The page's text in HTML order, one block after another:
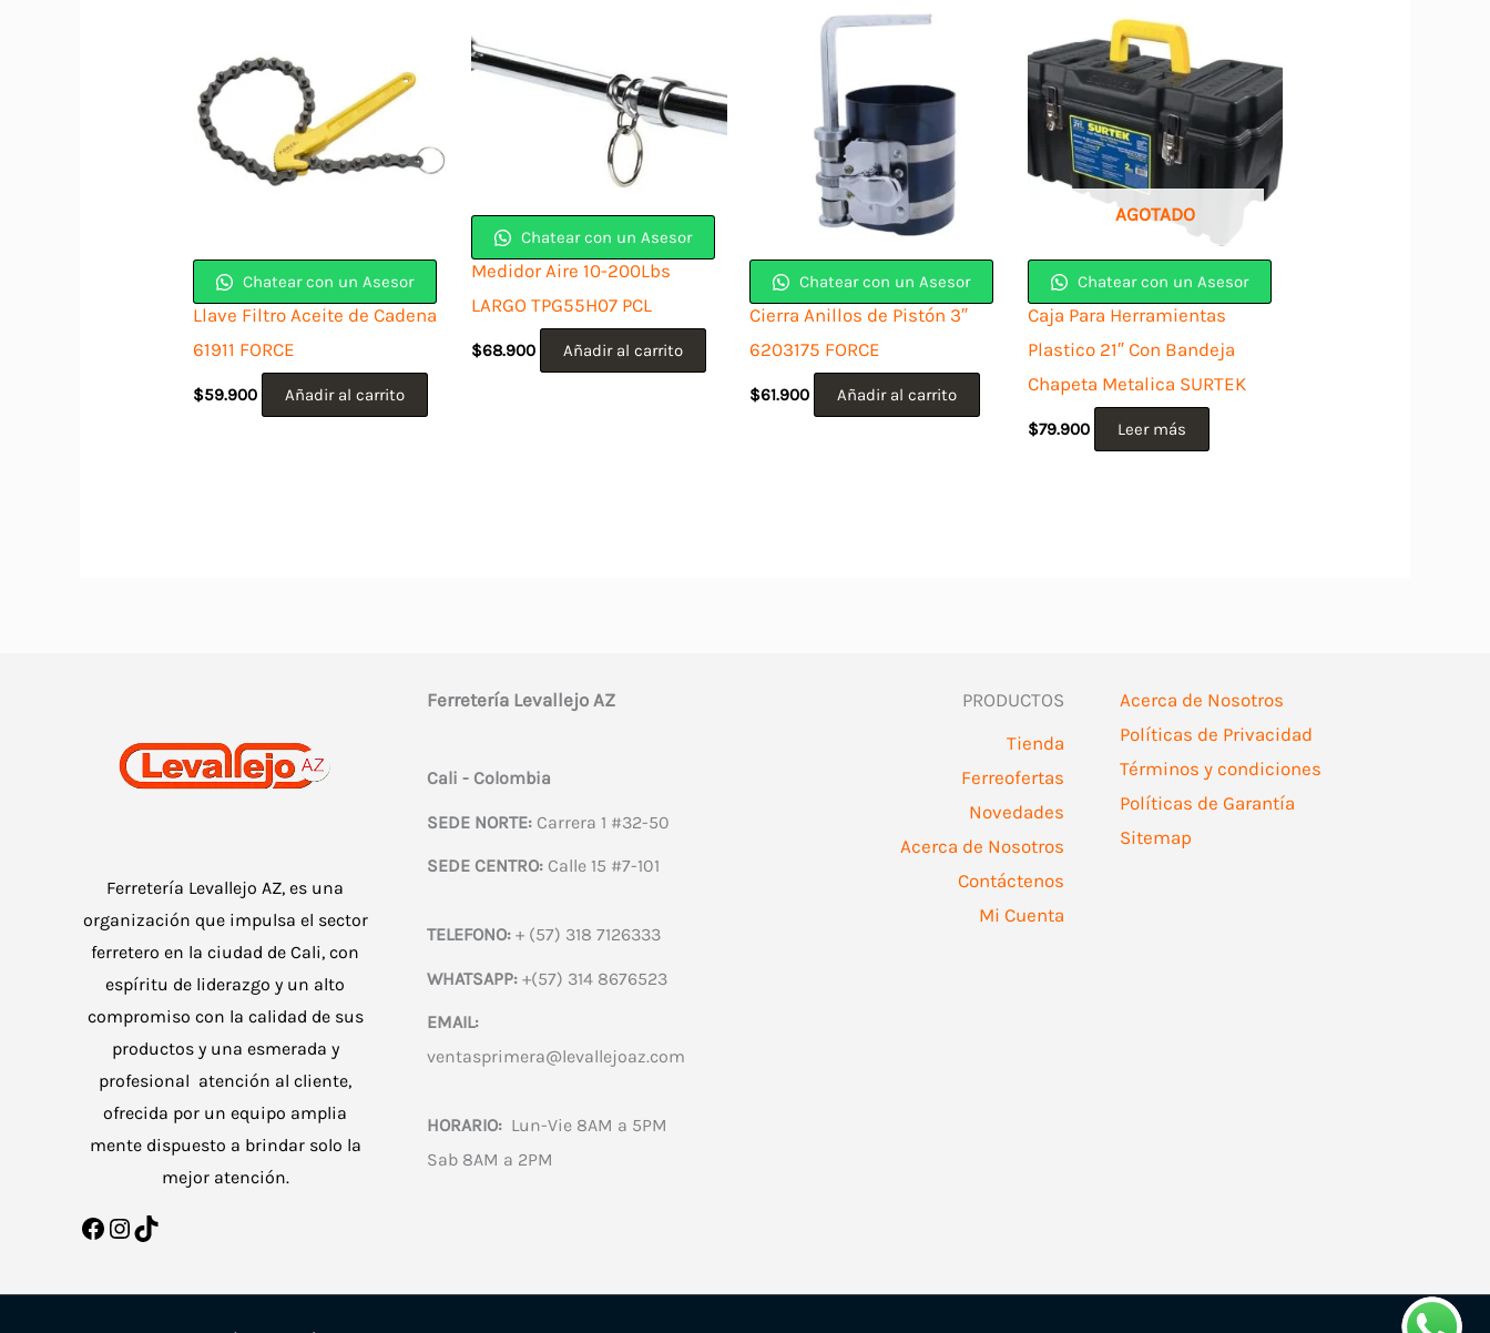
Chatear con un Asesor
Llave Filtro Aceite de Cadena
61911 FORCE
$59.900 Añadir al carrito
Chatear con un Asesor
Medidor Aire 10-200Lbs
LARGO TPG55H07 PCL
$68.900 Añadir al carrito
Chatear con un Asesor
Cierra Anillos de Pistón 3″
6203175 FORCE
$61.900 Añadir al carrito
AGOTADO
Chatear con un Asesor
Caja Para Herramientas
Plastico 21″ Con Bandeja
Chapeta Metalica SURTEK
$79.900 Leer más
Ferretería Levallejo AZ, es una
organización que impulsa el sector
ferretero en la ciudad de Cali, con
espíritu de liderazgo y un alto
compromiso con la calidad de sus
productos y una esmerada y
profesional atención al cliente,
ofrecida por un equipo amplia
mente dispuesto a brindar solo la
mejor atención.
Facebook
Instagram
TikTok
Ferretería Levallejo AZ
Cali - Colombia
SEDE NORTE:Carrera 1 #32-50
SEDE CENTRO:Calle 15 #7-101
TELEFONO:+ (57) 318 7126333
WHATSAPP:+(57) 314 8676523
EMAIL:
ventasprimera@levallejoaz.com
HORARIO:Lun-Vie 8AM a 5PM
Sab 8AM a 2PM
PRODUCTOS
Tienda
Ferreofertas
Novedades
Acerca de Nosotros
Contáctenos
Mi Cuenta
Acerca de Nosotros
Políticas de Privacidad
Términos y condiciones
Políticas de Garantía
Sitemap